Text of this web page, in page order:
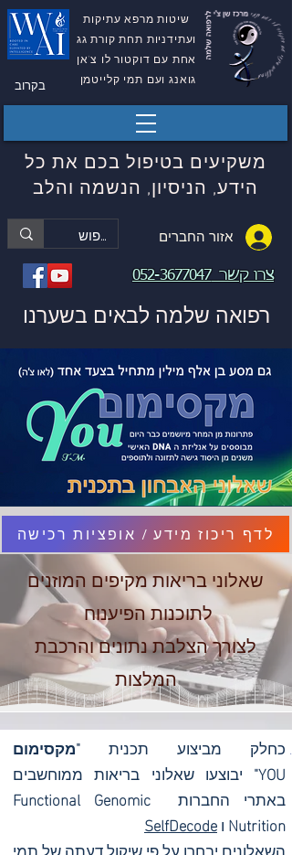
שיטות מרפא עתיקות
ועתידניות תחת קורת גג
אחת עם דוקטור לו צ'אן
גואנג ועם תמי קלייטמן
בקרוב
משקיעים בטיפול בכם את כל
הידע, הניסיון, הנשמה והלב
אזור החברים
צרו קשר052-3677047
רפואה שלמה לבאים בשערנו
לדף ריכוז מידע / אופציות רכישה
שאלוני בריאות מקיפים המוזנים
לתוכנות הפיענוח
לצורך הצלבת נתונים והרכבת
המלצות
כחלק מביצוע תכנית "מקסימום
YOU" יבוצעו שאלוני בריאות ממוחשבים
באתרי החברות Functional Genomic
NutritionוSelfDecode
השאלונים יבחרו על פי שיקול דעתה של תמי